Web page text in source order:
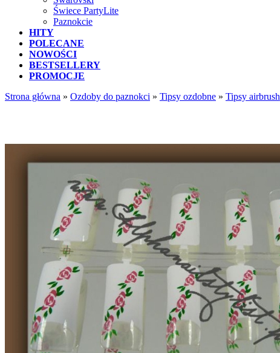
Świece PartyLite
Paznokcie
HITY
POLECANE
NOWOŚCI
BESTSELLERY
PROMOCJE
Strona główna » Ozdoby do paznokci » Tipsy ozdobne » Tipsy airbrush